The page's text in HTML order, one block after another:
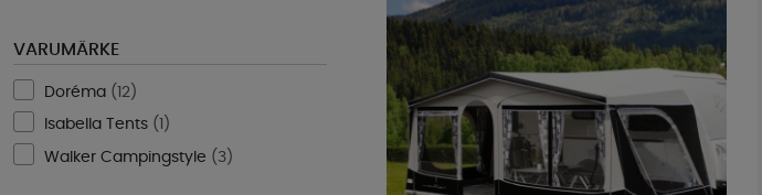
VARUMÄRKE
Doréma ( 12)
Isabella Tents ( )
Walker Campingstyle ( 3 )